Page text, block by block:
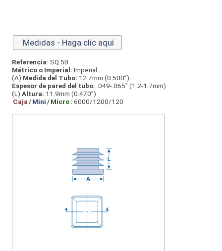
Medidas - Haga clic aquí
Referencia: SQ.5B
Métrico o Imperial: Imperial
(A) Medida del Tubo: 12.7mm (0.500”)
Espesor de pared del tubo: .049-.065" (1.2-1.7mm)
(L) Altura: 11.9mm (0.470”)
Caja/Mini/Micro: 6000/1200/120